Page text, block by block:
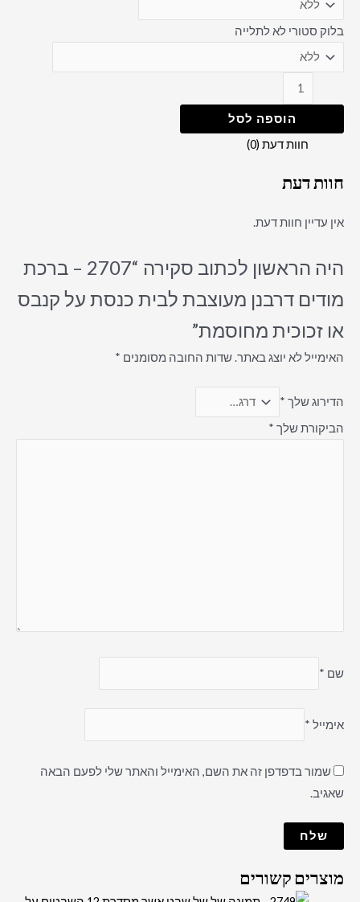
בלוק סטורי לא לתלייה
הוספה לסל
חוות דעת (0)
חוות דעת
אין עדיין חוות דעת.
היה הראשון לכתוב סקירה “2707 – ברכת
מודים דרבנן מעוצבת לבית כנסת על קנבס
או זכוכית מחוסמת”
האימייל לא יוצג באתר.שדות החובה מסומנים *
הדירוג שלך *
הביקורת שלך *
שם *
אימייל *
שמור בדפדפן זה את השם, האימייל והאתר שלי לפעם הבאה
שאגיב.
מוצרים קשורים